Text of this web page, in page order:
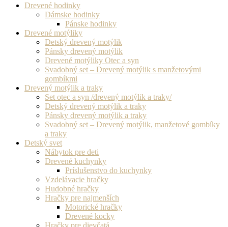
Drevené hodinky
Dámske hodinky
Pánske hodinky
Drevené motýliky
Detský drevený motýlik
Pánsky drevený motýlik
Drevené motýliky Otec a syn
Svadobný set – Drevený motýlik s manžetovými
gombíkmi
Drevený motýlik a traky
Set otec a syn /drevený motýlik a traky/
Detský drevený motýlik a traky
Pánsky drevený motýlik a traky
Svadobný set – Drevený motýlik, manžetové gombíky
a traky
Detský svet
Nábytok pre deti
Drevené kuchynky
Príslušenstvo do kuchynky
Vzdelávacie hračky
Hudobné hračky
Hračky pre najmenších
Motorické hračky
Drevené kocky
Hračky pre dievčatá